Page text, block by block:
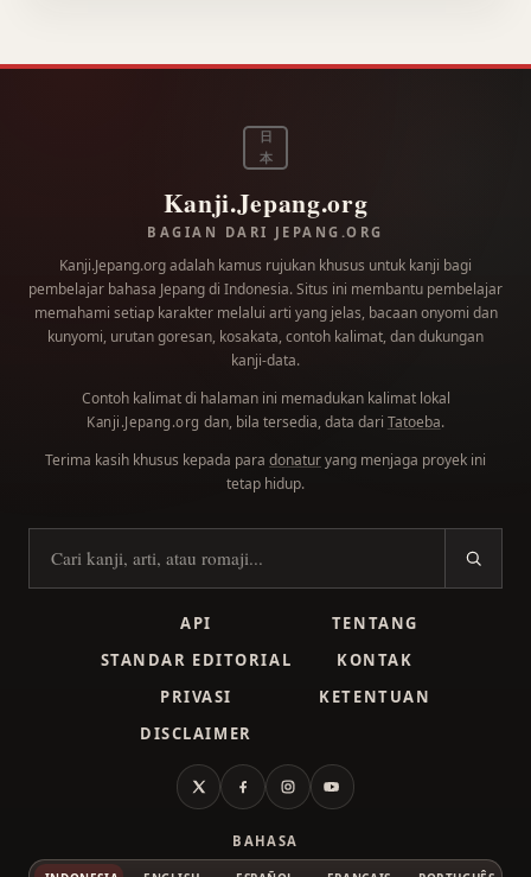
日
本
Kanji.Jepang.org
BAGIAN DARI JEPANG.ORG
Kanji.Jepang.org adalah kamus rujukan khusus untuk kanji bagi
pembelajar bahasa Jepang di Indonesia. Situs ini membantu pembelajar
memahami setiap karakter melalui arti yang jelas, bacaan onyomi dan
kunyomi, urutan goresan, kosakata, contoh kalimat, dan dukungan
kanji-data.
Contoh kalimat di halaman ini memadukan kalimat lokal
Kanji.Jepang.org dan, bila tersedia, data dari Tatoeba.
Terima kasih khusus kepada para donaturyang menjaga proyek ini
tetap hidup.
Cari kanji
API
TENTANG
STANDAR EDITORIAL
KONTAK
PRIVASI
KETENTUAN
DISCLAIMER
X FacebookInstagramYouTube
BAHASA